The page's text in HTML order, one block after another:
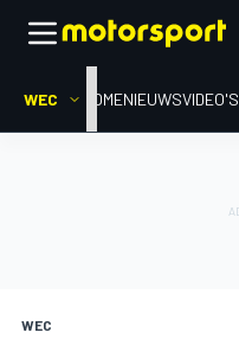
WEC HOMENIEUWSVIDEO'S
WEC